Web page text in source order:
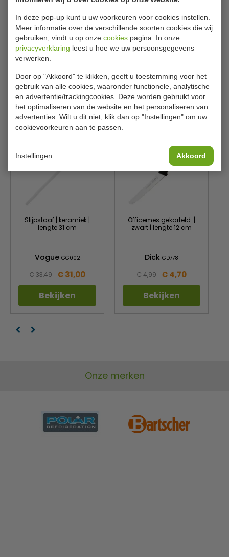
In deze pop-up kunt u uw voorkeuren voor cookies instellen.
Meer informatie over de verschillende soorten cookies die wij
gebruiken, vindt u op onze cookies pagina. In onze
privacyverklaring leest u hoe we uw persoonsgegevens
verwerken.
Door op "Akkoord" te klikken, geeft u toestemming voor het
gebruik van alle cookies, waaronder functionele, analytische
en advertentie/trackingcookies. Deze worden gebruikt voor
het optimaliseren van de website en het personaliseren van
advertenties. Wilt u dit niet, klik dan op "Instellingen" om uw
cookievoorkeuren aan te passen.
Instellingen Akkoord
Let op: messen niet inbegrepen
Specificaties
Model
GACP118
Afmeting L x D
46 x 5 cm
Materiaal
Gewicht
2,5 kg
Is dit iets voor jou?
Slijpstaaf | keramiek |
lengte 31 cm
Vogue GG002
€ 33,49 € 31,00
Bekijken
Officemes gekarteld |
zwart | lengte 12 cm
Dick GD778
€ 4,99 € 4,70
Bekijken
Onze merken